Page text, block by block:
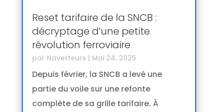
Reset tarifaire de la SNCB :
décryptage d’une petite
révolution ferroviaire
par Navetteurs | Mai 24, 2025
Depuis février, la SNCB a levé une
partie du voile sur une refonte
complète de sa grille tarifaire. À